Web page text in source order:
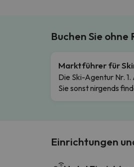
Buchen Sie ohne
Marktführer für
Die Ski-Agentur Nr.
Sie sonst nirgends
Einrichtungen